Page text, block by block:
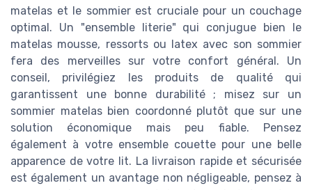
matelas et le sommier est cruciale pour un couchage
optimal. Un "ensemble literie" qui conjugue bien le
matelas mousse, ressorts ou latex avec son sommier
fera des merveilles sur votre confort général. Un
conseil, privilégiez les produits de qualité qui
garantissent une bonne durabilité ; misez sur un
sommier matelas bien coordonné plutôt que sur une
solution économique mais peu fiable. Pensez
également à votre ensemble couette pour une belle
apparence de votre lit. La livraison rapide et sécurisée
est également un avantage non négligeable, pensez à